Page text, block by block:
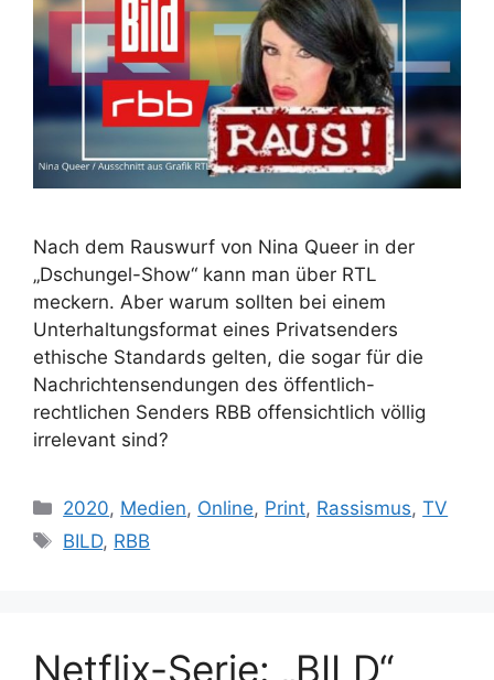
Nach dem Rauswurf von Nina Queer in der
„Dschungel-Show“ kann man über RTL
meckern. Aber warum sollten bei einem
Unterhaltungsformat eines Privatsenders
ethische Standards gelten, die sogar für die
Nachrichtensendungen des öffentlich-
rechtlichen Senders RBB offensichtlich völlig
irrelevant sind?
Kategorien
2020, Medien, Online, Print, Rassismus,TV
Schlagwörter
BILD, RBB
Netflix-Serie: „BILD“